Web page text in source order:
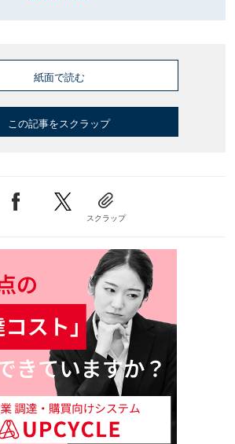
紙面で読む
この記事をスクラップ
スクラップ